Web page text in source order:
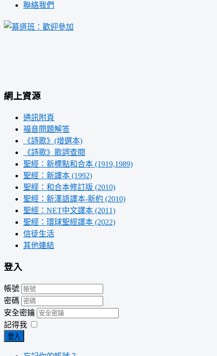
聯絡我們
網上資源
通訊附頁
福音問題解答
《詩歌》(增選本)
《詩歌》歌詞查閱
聖經：新標點和合本 (1919,1989)
聖經：新譯本 (1992)
聖經：和合本修訂版 (2010)
聖經：新漢語譯本-新約 (2010)
聖經：NET中文譯本 (2011)
聖經：環球聖經譯本 (2022)
信徒生活
其他連結
登入
帳號
密碼
安全密鑰
記得我
登入